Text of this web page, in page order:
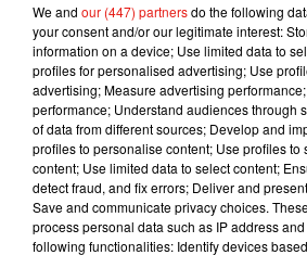
We and our (447) partnersdo the following
your consent and/or our legitimate interest:
information on a device; Use limited data to
profiles for personalised advertising; Use
advertising; Measure advertising
performance; Understand audiences through
of data from different sources; Develop and
profiles to personalise content; Use profiles to
content; Use limited data to select content;
detect fraud, and fix errors; Deliver and
Save and communicate privacy choices.
process personal data such as IP address
following functionalities: Identify devices